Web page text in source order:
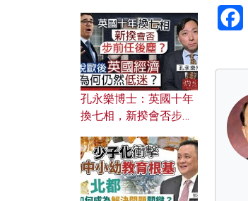
對付北約美國？
孔永樂博士：英國十年
換七相，新揆會否步前
濟為何仍然低迷？